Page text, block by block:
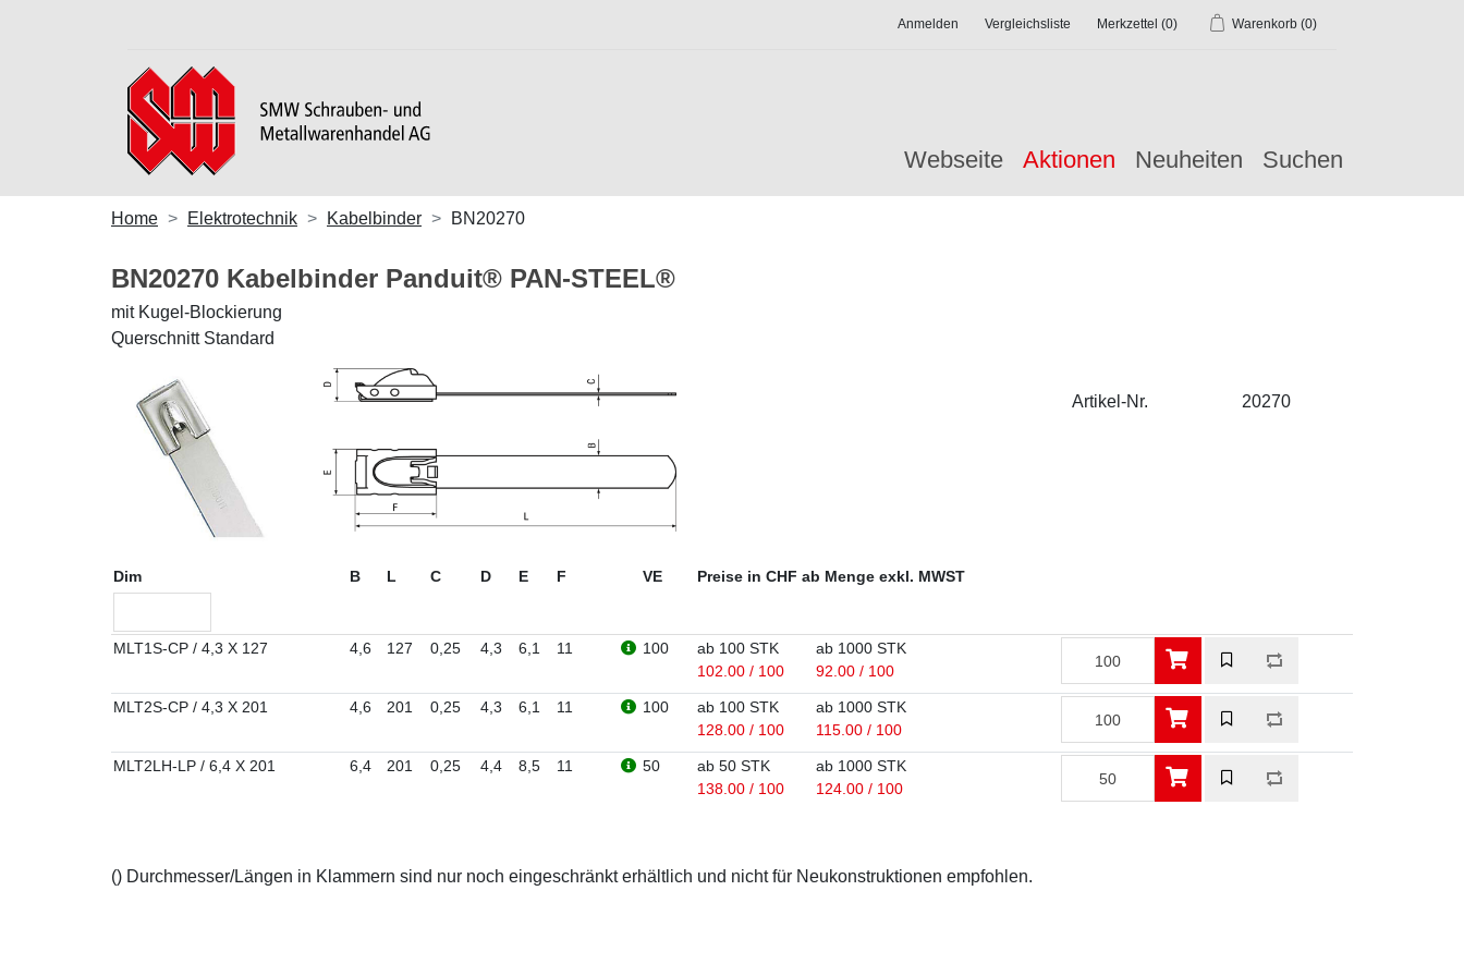
Anmelden Vergleichsliste Merkzettel (0) Warenkorb (0)
Webseite Aktionen Neuheiten Suchen
Home Elektrotechnik Kabelbinder BN20270
BN20270 Kabelbinder Panduit® PAN-STEEL®
mit Kugel-Blockierung
Querschnitt Standard
Artikel-Nr. 20270
Dim B L C D E F VE Preise in CHF ab Menge exkl. MWST
MLT1S-CP / 4,3 X 127 4,6 127 0,25 4,3 6,1 11 100
ab 100 STK
102.00 / 100
ab 1000 STK
92.00 / 100
MLT2S-CP / 4,3 X 201 4,6 201 0,25 4,3 6,1 11 100
ab 100 STK
128.00 / 100
ab 1000 STK
115.00 / 100
MLT2LH-LP / 6,4 X 201 6,4 201 0,25 4,4 8,5 11 50
ab 50 STK
138.00 / 100
ab 1000 STK
124.00 / 100
() Durchmesser/Längen in Klammern sind nur noch eingeschränkt erhältlich und nicht für Neukonstruktionen empfohlen.